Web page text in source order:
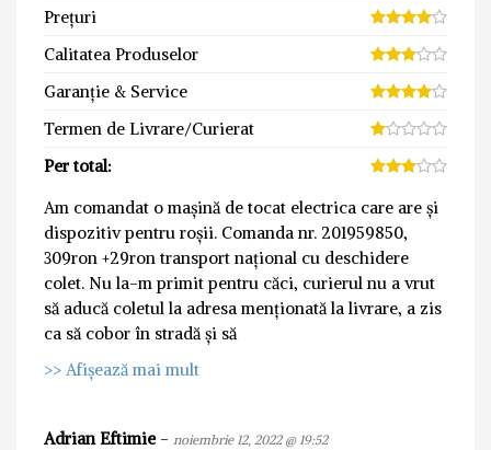
Prețuri
Calitatea Produselor
Garanție & Service
Termen de Livrare/Curierat
Per total:
Am comandat o mașină de tocat electrica care are și
dispozitiv pentru roșii. Comanda nr. 201959850,
309ron +29ron transport național cu deschidere
colet. Nu la-m primit pentru căci, curierul nu a vrut
să aducă coletul la adresa menționată la livrare, a zis
ca să cobor în stradă și să
>> Afișează mai mult
Adrian Eftimie- noiembrie 12, 2022 @ 19:52